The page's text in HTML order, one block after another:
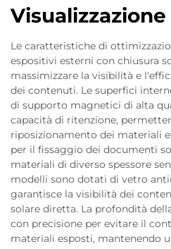
Visualizzazione
Le caratteristiche di
espositivi esterni con chiusura
massimizzare la visibilità e
dei contenuti. Le superfici
di supporto magnetici di alta
capacità di ritenzione,
riposizionamento dei materiali
per il fissaggio dei documenti
materiali di diverso spessore
modelli sono dotati di vetro
garantisce la visibilità dei
solare diretta. La profondità
con precisione per evitare il
materiali esposti, mantenendo